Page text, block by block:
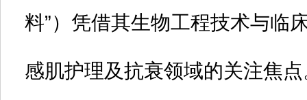
料”）凭借其生物工程技术与临
感肌护理及抗衰领域的关注焦